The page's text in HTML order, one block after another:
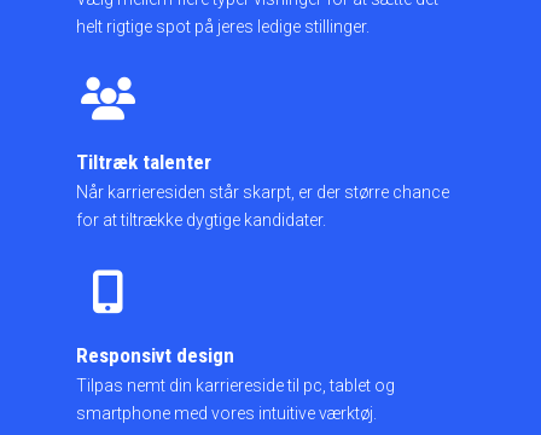
helt rigtige spot på jeres ledige stillinger.
Tiltræk talenter
Når karrieresiden står skarpt, er der større chance
for at tiltrække dygtige kandidater.
Responsivt design
Tilpas nemt din karriereside til pc, tablet og
smartphone med vores intuitive værktøj.